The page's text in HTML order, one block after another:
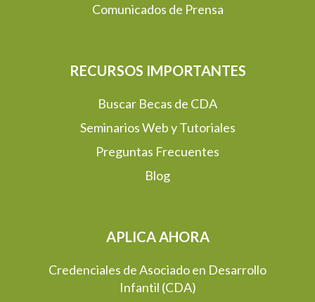
Comunicados de Prensa
RECURSOS IMPORTANTES
Buscar Becas de CDA
Seminarios Web y Tutoriales
Preguntas Frecuentes
Blog
APLICA AHORA
Credenciales de Asociado en Desarrollo
Infantil (CDA)